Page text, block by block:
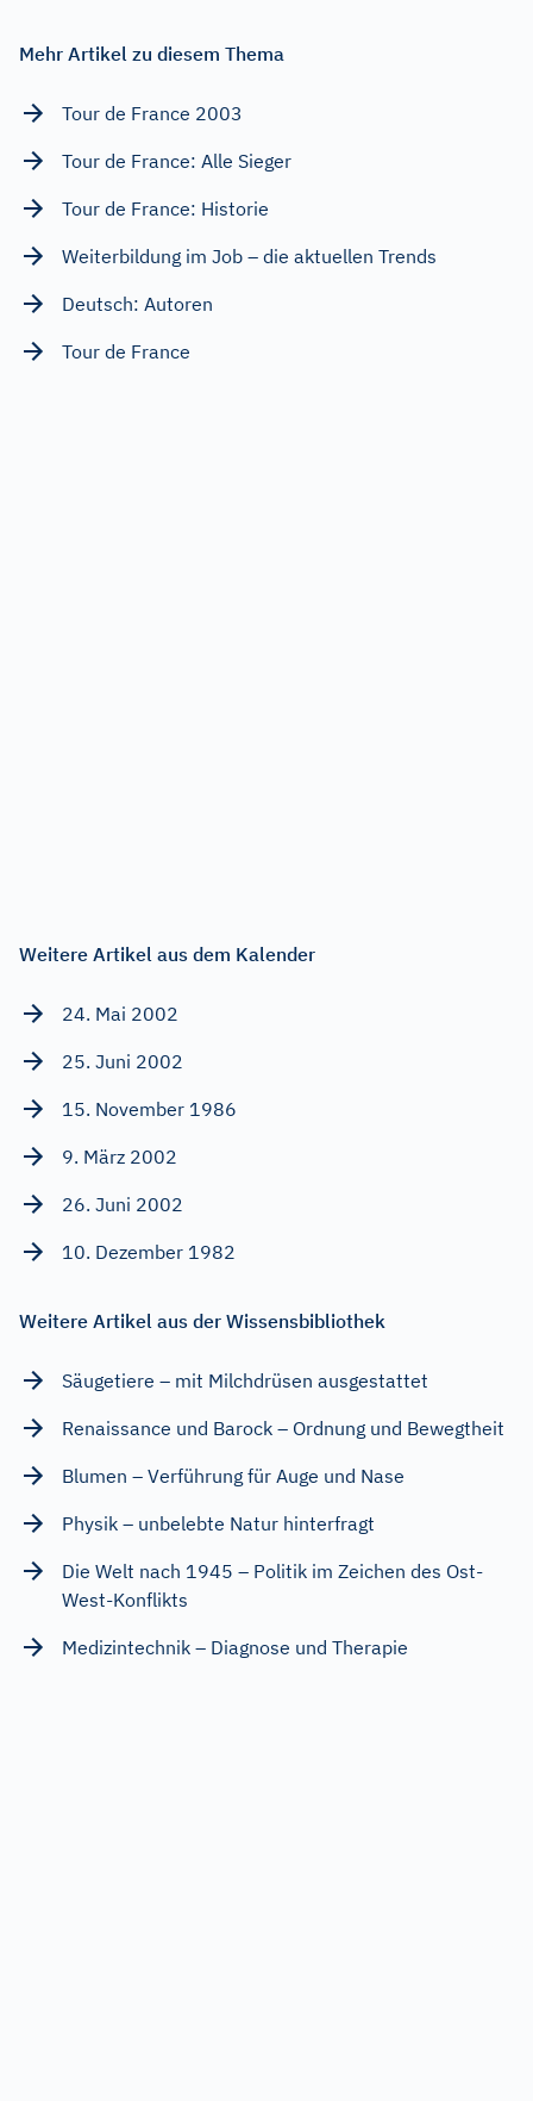
Mehr Artikel zu diesem Thema
Tour de France 2003
Tour de France: Alle Sieger
Tour de France: Historie
Weiterbildung im Job – die aktuellen Trends
Deutsch: Autoren
Tour de France
Weitere Artikel aus dem Kalender
24. Mai 2002
25. Juni 2002
15. November 1986
9. März 2002
26. Juni 2002
10. Dezember 1982
Weitere Artikel aus der Wissensbibliothek
Säugetiere – mit Milchdrüsen ausgestattet
Renaissance und Barock – Ordnung und Bewegtheit
Blumen – Verführung für Auge und Nase
Physik – unbelebte Natur hinterfragt
Die Welt nach 1945 – Politik im Zeichen des Ost-
West-Konflikts
Medizintechnik – Diagnose und Therapie